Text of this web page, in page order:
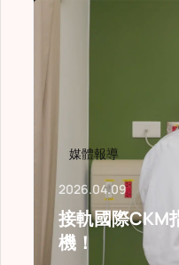
媒體報導
2026.04.09
接軌國際CKM
機！